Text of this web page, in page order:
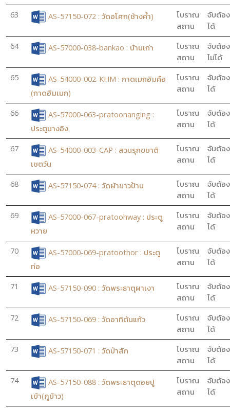
63 AS-57150-072 : วัดอโศก(ช้างค้ำ)
โบราณ
สถาน
จับต้อง
ได้
64
AS-57000-038-bankao : บ้านเก่า
โบราณ
สถาน
จับต้อง
ไม่ได้
65
AS-54000-002-KHM : กาดเมกฮิมคือ
(กาดฮิมเมก)
โบราณ
สถาน
จับต้อง
ได้
66
AS-57000-063-pratoonanging :
ประตูนางอิง
โบราณ
สถาน
จับต้อง
ได้
67
AS-54000-003-CAP : สวนรุกขชาติ
เชตวัน
โบราณ
สถาน
จับต้อง
ได้
68 AS-57150-074 : วัดผ้าขาวป้าน
โบราณ
สถาน
จับต้อง
ได้
69
AS-57000-067-pratoohway : ประตู
หวาย
โบราณ
สถาน
จับต้อง
ได้
70
AS-57000-069-pratoothor : ประตู
ท่อ
โบราณ
สถาน
จับต้อง
ได้
71 AS-57150-090 : วัดพระธาตุผาเงา
โบราณ
สถาน
จับต้อง
ได้
72
AS-57150-069 : วัดอาทิต้นแก้ว
โบราณ
สถาน
จับต้อง
ได้
73
AS-57150-071 : วัดป่าสัก
โบราณ
สถาน
จับต้อง
ได้
74
AS-57150-088 : วัดพระธาตุดอยปู
เข้า(ภูข้าว)
โบราณ
สถาน
จับต้อง
ได้